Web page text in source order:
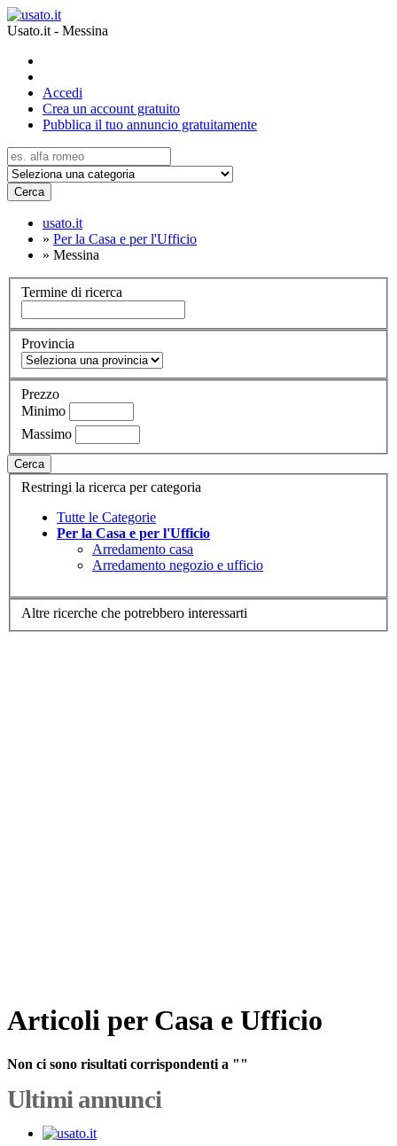
Usato.it - Messina
Accedi
Crea un account gratuito
Pubblica il tuo annuncio gratuitamente
Cerca
usato.it
» Per la Casa e per l'Ufficio
» Messina
Termine di ricerca
Provincia
Prezzo
Minimo
Massimo
Cerca
Restringi la ricerca per categoria
Tutte le Categorie
Per la Casa e per l'Ufficio
Arredamento casa
Arredamento negozio e ufficio
Altre ricerche che potrebbero interessarti
Articoli per Casa e Ufficio
Non ci sono risultati corrispondenti a ""
Ultimi annunci